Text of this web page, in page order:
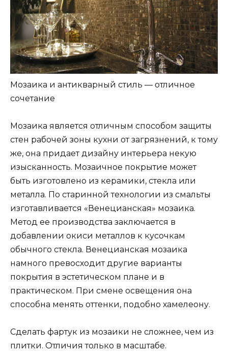
Мозаика и антикварный стиль — отличное
сочетание
Мозаика является отличным способом защиты
стен рабочей зоны кухни от загрязнений, к тому
же, она придает дизайну интерьера некую
изысканность. Мозаичное покрытие может
быть изготовлено из керамики, стекла или
металла. По старинной технологии из смальты
изготавливается «Венецианская» мозаика.
Метод ее производства заключается в
добавлении окиси металлов к кусочкам
обычного стекла. Венецианская мозаика
намного превосходит другие варианты
покрытия в эстетическом плане и в
практическом. При смене освещения она
способна менять оттенки, подобно хамелеону.
Сделать фартук из мозаики не сложнее, чем из
плитки. Отличия только в масштабе.